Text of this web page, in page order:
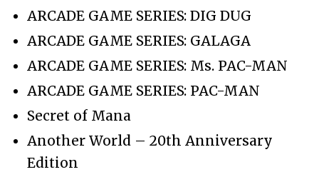
ARCADE GAME SERIES: DIG DUG
ARCADE GAME SERIES: GALAGA
ARCADE GAME SERIES: Ms. PAC-MAN
ARCADE GAME SERIES: PAC-MAN
Secret of Mana
Another World – 20th Anniversary
Edition